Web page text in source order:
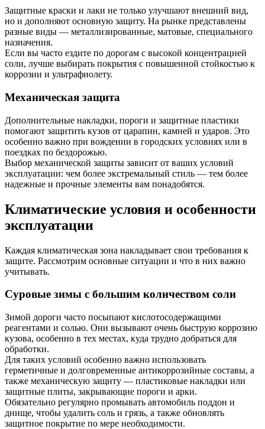
Защитные краски и лаки не только улучшают внешний вид,
но и дополняют основную защиту. На рынке представлены
разные виды — металлизированные, матовые, специального
назначения.
Если вы часто ездите по дорогам с высокой концентрацией
соли, лучше выбирать покрытия с повышенной стойкостью к
коррозии и ультрафиолету.
Механическая защита
Дополнительные накладки, пороги и защитные пластики
помогают защитить кузов от царапин, камней и ударов. Это
особенно важно при вождении в городских условиях или в
поездках по бездорожью.
Выбор механической защиты зависит от ваших условий
эксплуатации: чем более экстремальный стиль — тем более
надежные и прочные элементы вам понадобятся.
Климатические условия и особенности
эксплуатации
Каждая климатическая зона накладывает свои требования к
защите. Рассмотрим основные ситуации и что в них важно
учитывать.
Суровые зимы с большим количеством соли
Зимой дороги часто посыпают кислотосодержащими
реагентами и солью. Они вызывают очень быструю коррозию
кузова, особенно в тех местах, куда трудно добраться для
обработки.
Для таких условий особенно важно использовать
герметичные и долговременные антикоррозийные составы, а
также механическую защиту — пластиковые накладки или
защитные плиты, закрывающие пороги и арки.
Обязательно регулярно промывать автомобиль поддон и
днище, чтобы удалить соль и грязь, а также обновлять
защитное покрытие по мере необходимости.